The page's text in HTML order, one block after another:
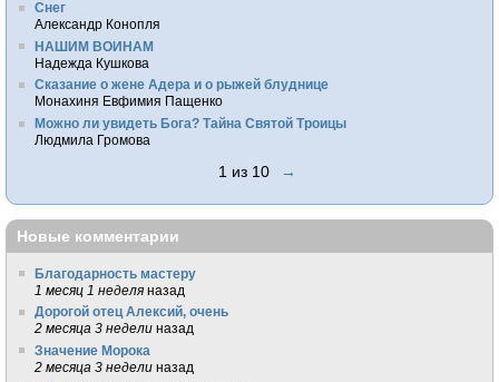
Снег
Александр Конопля
НАШИМ ВОИНАМ
Надежда Кушкова
Сказание о жене Адера и о рыжей блуднице
Монахиня Евфимия Пащенко
Можно ли увидеть Бога? Тайна Святой Троицы
Людмила Громова
1 из 10 →
Новые комментарии
Благодарность мастеру
1 месяц 1 неделя назад
Дорогой отец Алексий, очень
2 месяца 3 недели назад
Значение Морока
2 месяца 3 недели назад